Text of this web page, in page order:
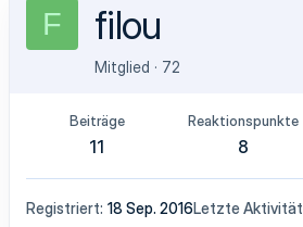
F filou
Mitglied · 72
Beiträge
11
Reaktionspunkte
8
Registriert 18 Sep. 2016Letzte Aktivität